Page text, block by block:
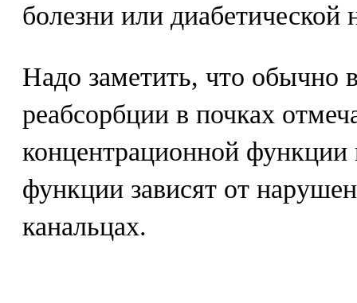
болезни или диабетической
Надо заметить, что обычно
реабсорбции в почках
концентрационной функции
функции зависят от
канальцах.